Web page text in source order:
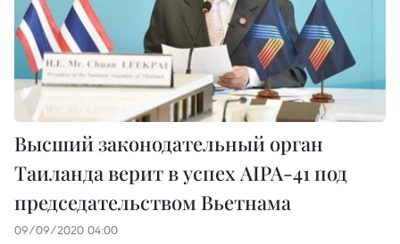
Высший законодательный орган
Таиланда верит в успех AIPA-41 под
председательством Вьетнама
09/09/2020 04:00